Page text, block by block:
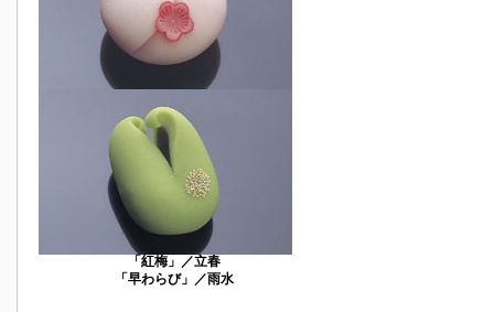
「紅梅」／立春
「早わらび」／雨水